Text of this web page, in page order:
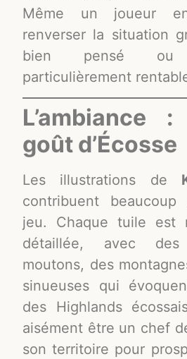
Même un joueur
renverser la situation
bien pensé
particulièrement
L’ambiance
goût d’Écosse
Les illustrations de
contribuent
jeu. Chaque tuile est
détaillée, avec
moutons, des
sinueuses qui
des Highlands
aisément être un chef
son territoire pour